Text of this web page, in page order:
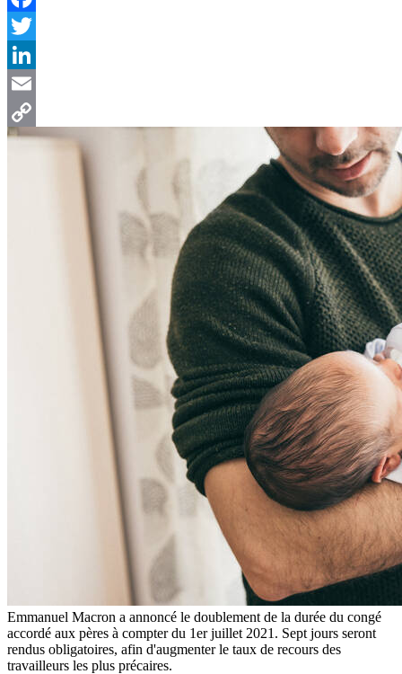
Facebook
Twitter
LinkedIn
Email
Copy
Emmanuel Macron a annoncé le doublement de la durée du congé
accordé aux pères à compter du 1er juillet 2021. Sept jours seront
rendus obligatoires, afin d'augmenter le taux de recours des
travailleurs les plus précaires.